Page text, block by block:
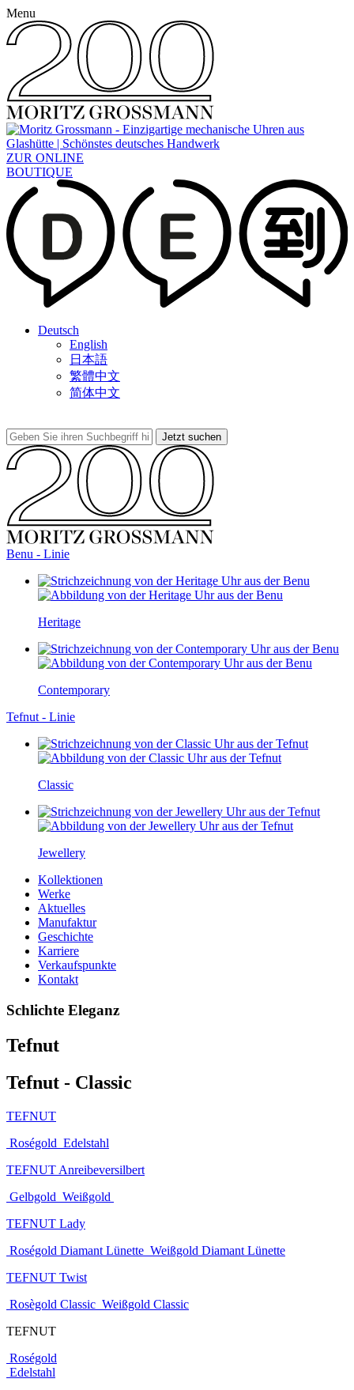
Menu
ZUR ONLINE
BOUTIQUE
Deutsch
English
日本語
繁體中文
简体中文
Benu - Linie
Heritage
Contemporary
Tefnut - Linie
Classic
Jewellery
Kollektionen
Werke
Aktuelles
Manufaktur
Geschichte
Karriere
Verkaufspunkte
Kontakt
Schlichte Eleganz
Tefnut
Tefnut - Classic
TEFNUT
Roségold Edelstahl
TEFNUT Anreibeversilbert
Gelbgold Weißgold
TEFNUT Lady
Roségold Diamant Lünette Weißgold Diamant Lünette
TEFNUT Twist
Rosègold Classic Weißgold Classic
TEFNUT
Roségold
Edelstahl